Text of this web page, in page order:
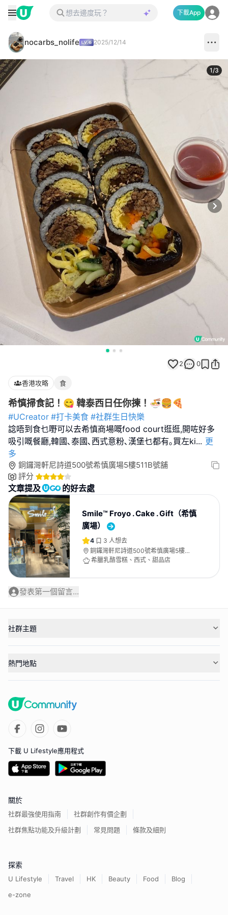
下載App
nocarbs_nolife 2025/12/14
1/3
2 0
香港攻略 食
希慎掃食記！😋 韓泰西日任你揀！🍜🍔🍕
#UCreator #打卡美食 #社群生日快樂
諗唔到食乜嘢可以去希慎商場嘅food court逛逛,開咗好多
吸引嘅餐廳,韓國､泰國､西式意粉､漢堡乜都有｡買左ki... 更
多
銅鑼灣軒尼詩道500號希慎廣場5樓511B號舖
評分
文章提及 的好去處
Smile™ Froyo . Cake . Gift（希慎
廣場）
4 3 人想去
銅鑼灣軒尼詩道500號希慎廣場5樓
511B號舖
希臘乳酪雪糕、西式、甜品店
發表第一個留言...
社群主題
熱門地點
下載 U Lifestyle應用程式
關於
社群最強使用指南
社群創作有價企劃
社群焦點功能及升級計劃
常見問題 條款及細則
探索
U Lifestyle Travel HK Beauty Food
Blog
e-zone